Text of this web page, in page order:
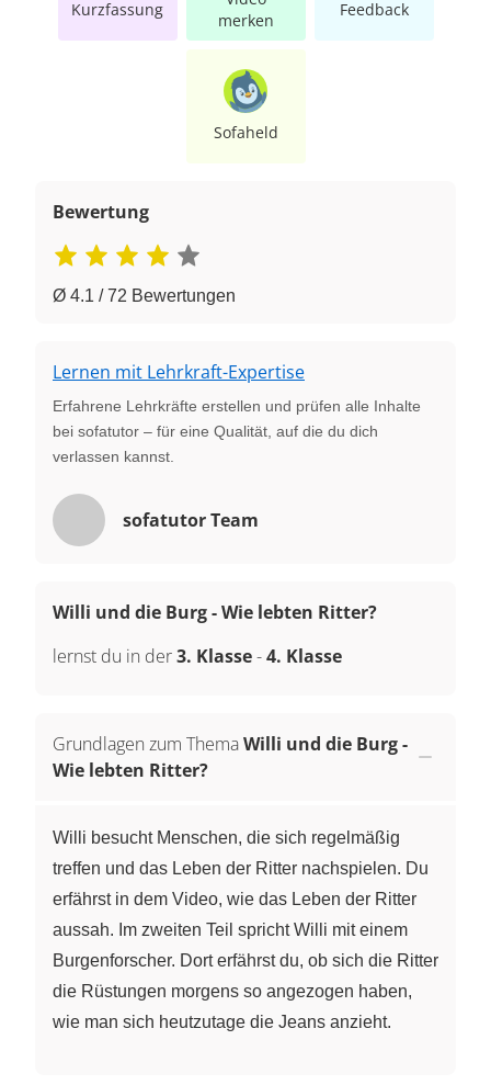
Kurzfassung
merken
Feedback
Sofaheld
Bewertung
Ø 4.1 / 72 Bewertungen
Lernen mit Lehrkraft-Expertise
Erfahrene Lehrkräfte erstellen und prüfen alle Inhalte
bei sofatutor – für eine Qualität, auf die du dich
verlassen kannst.
sofatutor Team
Willi und die Burg - Wie lebten Ritter?
lernst du in der3. Klasse-4. Klasse
Grundlagen zum ThemaWilli und die Burg -
Wie lebten Ritter?
Willi besucht Menschen, die sich regelmäßig
treffen und das Leben der Ritter nachspielen. Du
erfährst in dem Video, wie das Leben der Ritter
aussah. Im zweiten Teil spricht Willi mit einem
Burgenforscher. Dort erfährst du, ob sich die Ritter
die Rüstungen morgens so angezogen haben,
wie man sich heutzutage die Jeans anzieht.